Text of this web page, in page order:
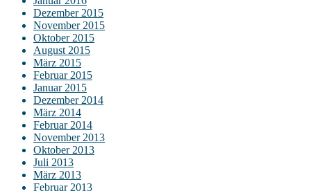
Dezember 2015
November 2015
Oktober 2015
August 2015
März 2015
Februar 2015
Januar 2015
Dezember 2014
März 2014
Februar 2014
November 2013
Oktober 2013
Juli 2013
März 2013
Februar 2013